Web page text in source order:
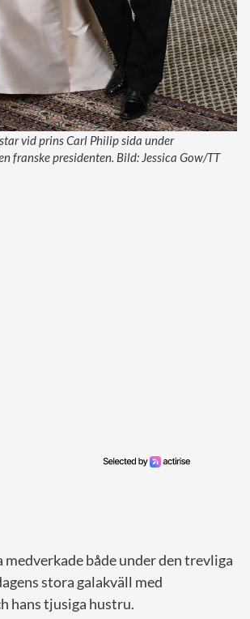
vid prins Carl Philip sida under
franske presidenten. Bild: Jessica Gow/TT
medverkade både under den trevliga
stora galakväll med
hans tjusiga hustru.